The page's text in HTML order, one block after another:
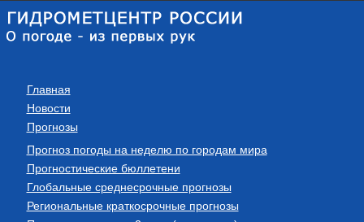
Главная
Новости
Прогнозы
Прогноз погоды на неделю по городам мира
Прогностические бюллетени
Глобальные среднесрочные прогнозы
Региональные краткосрочные прогнозы